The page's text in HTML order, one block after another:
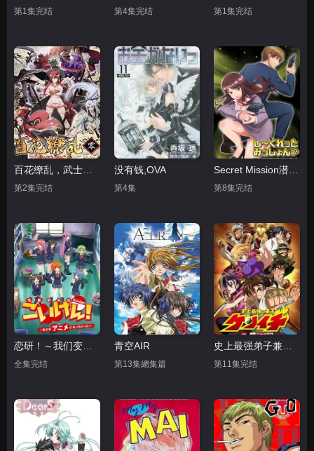
第1集完结 第4集完结 第1集完结
第2集完结
没有钱,OVA
第4集 第8集完结
恋研！～我们变成动画啦！
全集完结
青空AIR
第13集總集篇
史上最强弟子兼一 暗之袭击
第11集完结